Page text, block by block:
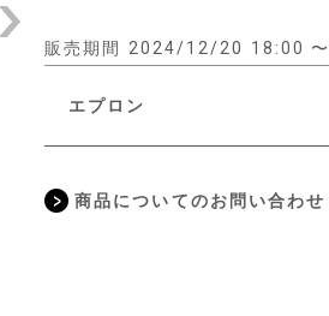
販売期間 2024/12/20 18:00 〜
エプロン
商品についてのお問い合わせ